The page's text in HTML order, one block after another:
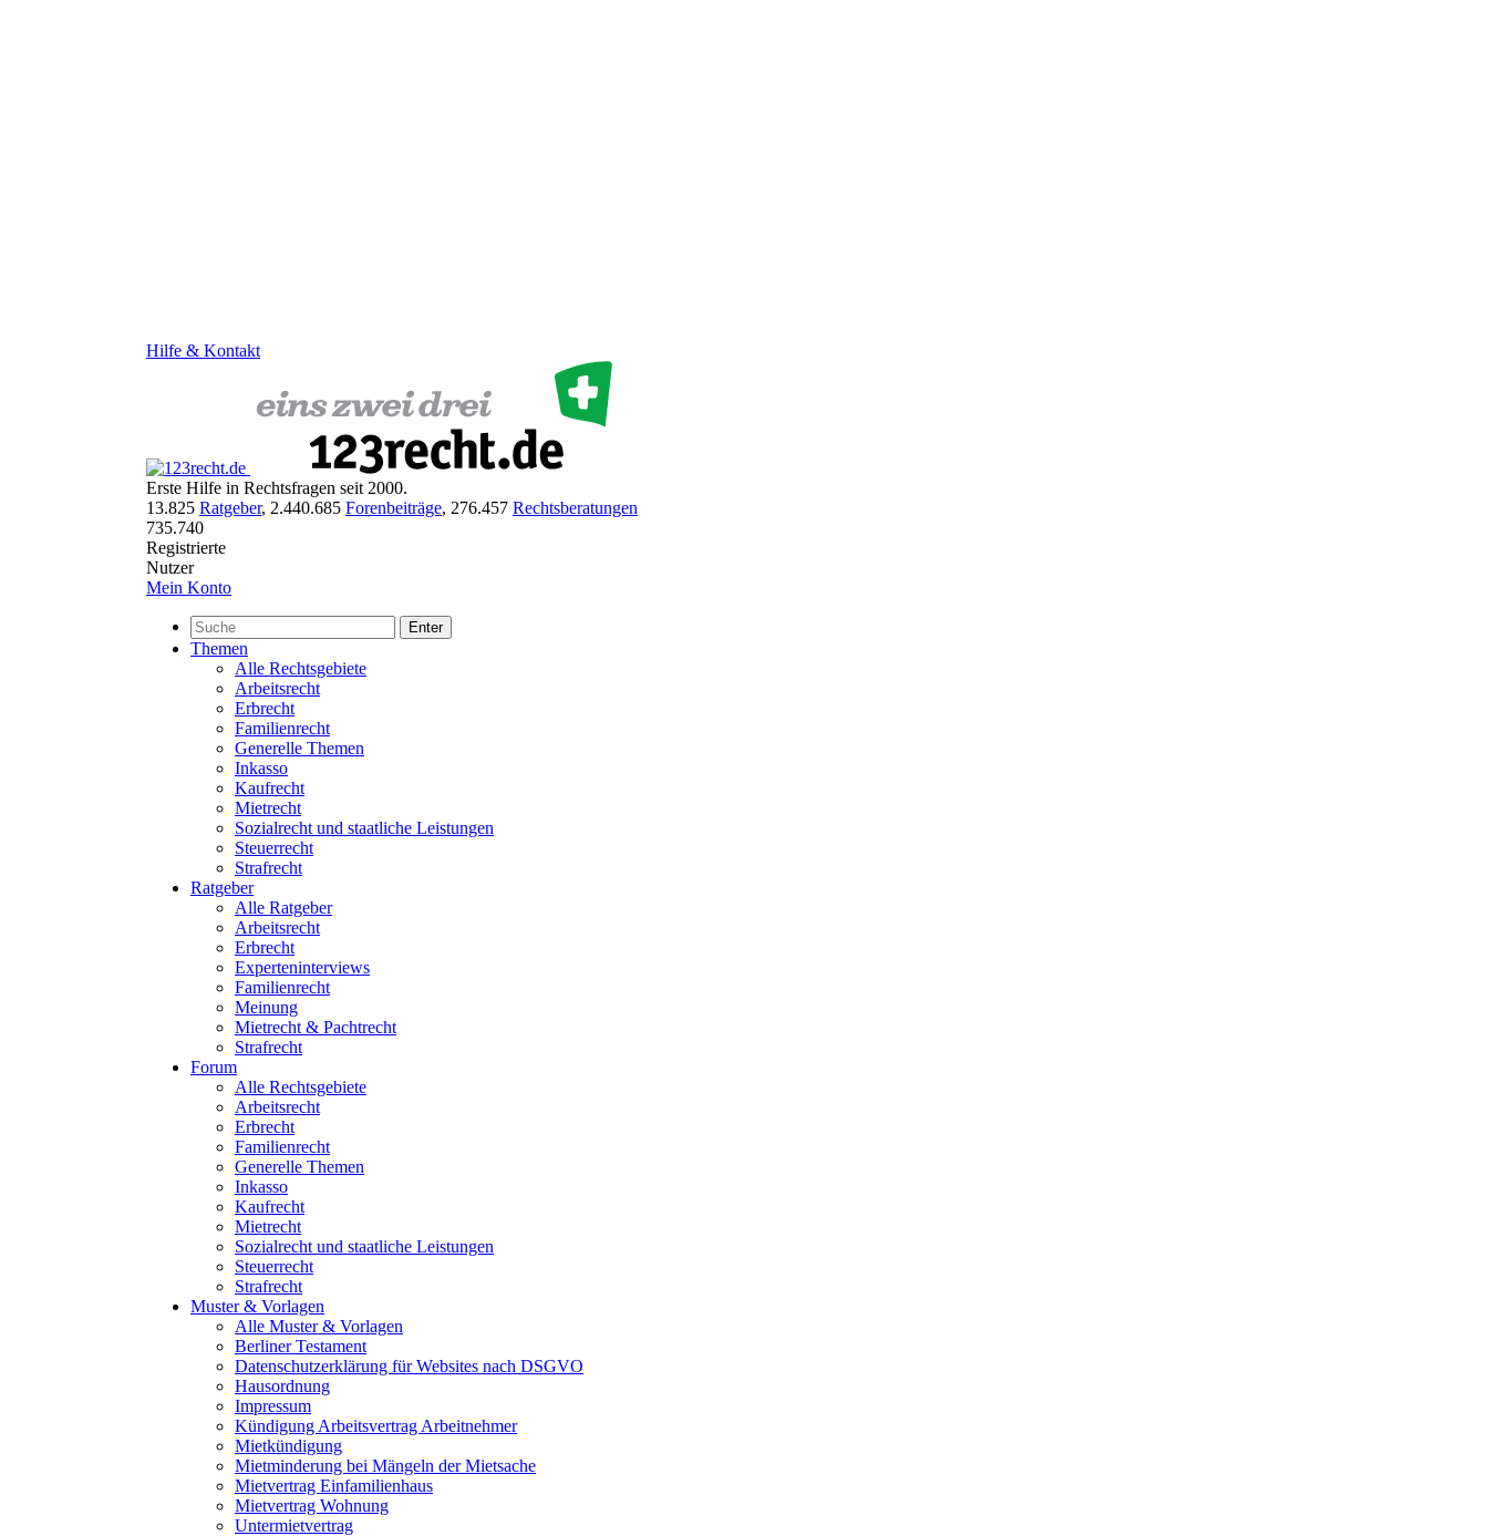
Hilfe & Kontakt
Erste Hilfe in Rechtsfragen seit 2000.
13.825 Ratgeber, 2.440.685 Forenbeiträge, 276.457 Rechtsberatungen
735.740
Registrierte
Nutzer
Mein Konto
Enter
Themen
Alle Rechtsgebiete
Arbeitsrecht
Erbrecht
Familienrecht
Generelle Themen
Inkasso
Kaufrecht
Mietrecht
Sozialrecht und staatliche Leistungen
Steuerrecht
Strafrecht
Ratgeber
Alle Ratgeber
Arbeitsrecht
Erbrecht
Experteninterviews
Familienrecht
Meinung
Mietrecht & Pachtrecht
Strafrecht
Forum
Alle Rechtsgebiete
Arbeitsrecht
Erbrecht
Familienrecht
Generelle Themen
Inkasso
Kaufrecht
Mietrecht
Sozialrecht und staatliche Leistungen
Steuerrecht
Strafrecht
Muster & Vorlagen
Alle Muster & Vorlagen
Berliner Testament
Datenschutzerklärung für Websites nach DSGVO
Hausordnung
Impressum
Kündigung Arbeitsvertrag Arbeitnehmer
Mietkündigung
Mietminderung bei Mängeln der Mietsache
Mietvertrag Einfamilienhaus
Mietvertrag Wohnung
Untermietvertrag